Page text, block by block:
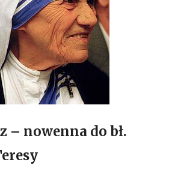
– nowenna do bł.